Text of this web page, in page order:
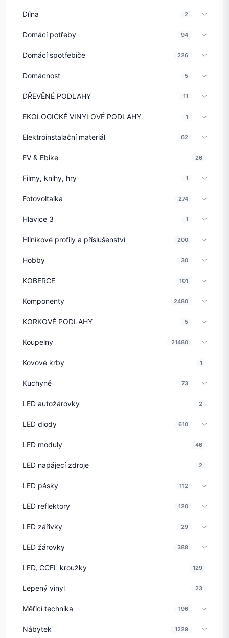
Dílna 2
Domácí potřeby 94
Domácí spotřebiče 226
Domácnost 5
DŘEVĚNÉ PODLAHY 11
EKOLOGICKÉ VINYLOVÉ PODLAHY 1
Elektroinstalační materiál 62
EV & Ebike 26
Filmy, knihy, hry 1
Fotovoltaika 274
Hlavice 3 1
Hliníkové profily a příslušenství 200
Hobby 30
KOBERCE 101
Komponenty 2480
KORKOVÉ PODLAHY 5
Koupelny 21480
Kovové krby 1
Kuchyně 73
LED autožárovky 2
LED diody 610
LED moduly 46
LED napájecí zdroje 2
LED pásky 112
LED reflektory 120
LED zářivky 29
LED žárovky 388
LED, CCFL kroužky 129
Lepený vinyl 23
Měřicí technika 196
Nábytek 1229